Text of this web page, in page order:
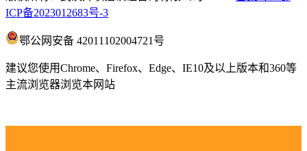
ICP备2023012683号-3
鄂公网安备 42011102004721号
建议您使用Chrome、Firefox、Edge、IE10及以上版本和360等
主流浏览器浏览本网站